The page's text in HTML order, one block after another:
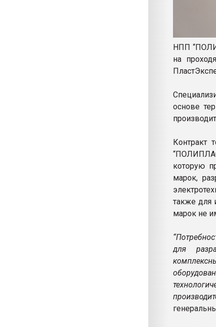
НПП
на
основе
Контракт
которую
марок,
также для
марок не
для